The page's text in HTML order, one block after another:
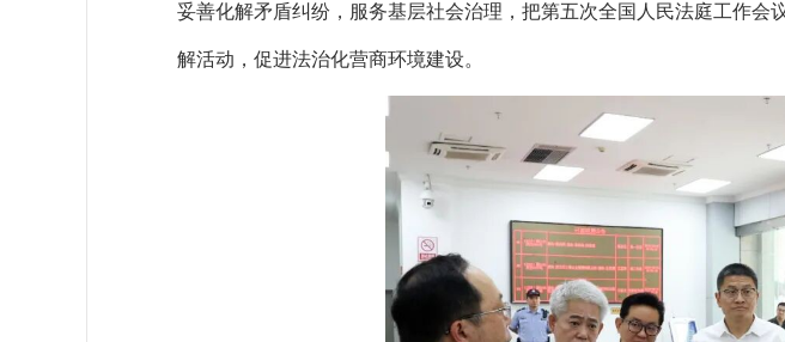
妥善化解矛盾纠纷，服务基层社会治理，把第五次全国人民法庭工作
解活动，促进法治化营商环境建设。